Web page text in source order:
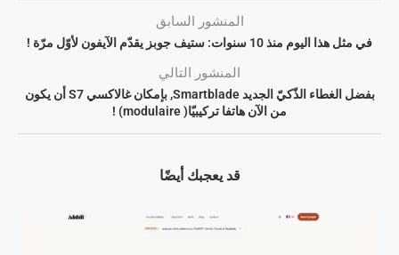
المنشور السابق
في مثل هذا اليوم منذ 10 سنوات: ستيف جوبز يقدّم الآيفون لأوّل مرّة !
المنشور التالي
بفضل الغطاء الذّكيّ الجديد Smartblade, بإمكان غالاكسي S7 أن يكون
من الآن هاتفا تركيبيّا( modulaire) !
قد يعجبك أيضًا